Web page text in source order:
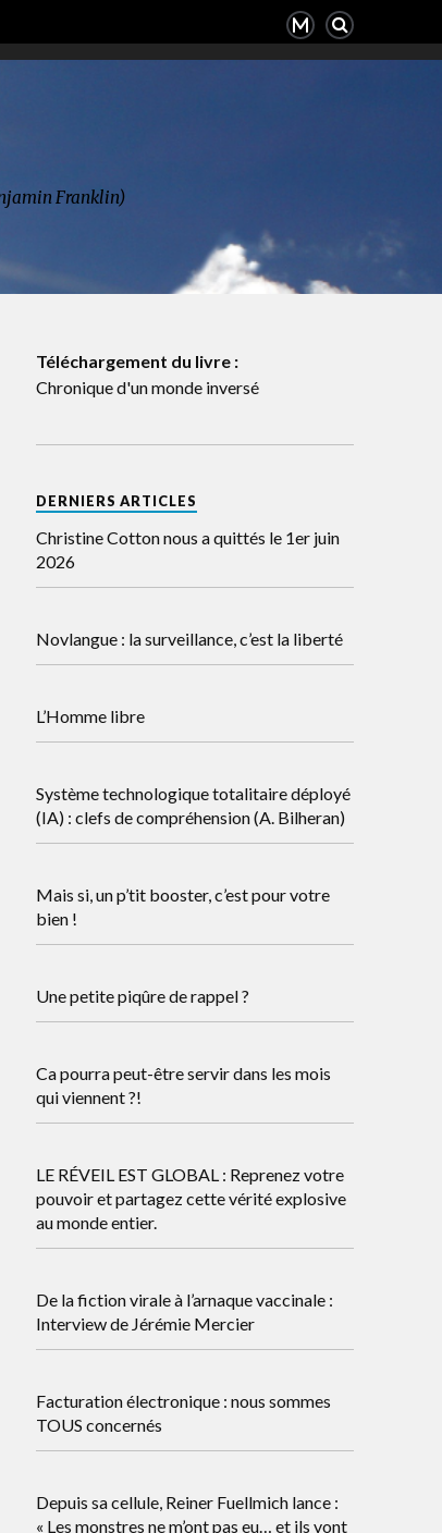
Franklin)
Téléchargement du livre :
Chronique d'un monde inversé
DERNIERS ARTICLES
Christine Cotton nous a quittés le 1er juin
2026
Novlangue : la surveillance, c’est la liberté
L’Homme libre
Système technologique totalitaire déployé
(IA) : clefs de compréhension (A. Bilheran)
Mais si, un p’tit booster, c’est pour votre
bien !
Une petite piqûre de rappel ?
Ca pourra peut-être servir dans les mois
qui viennent ?!
LE RÉVEIL EST GLOBAL : Reprenez votre
pouvoir et partagez cette vérité explosive
au monde entier.
De la fiction virale à l’arnaque vaccinale :
Interview de Jérémie Mercier
Facturation électronique : nous sommes
TOUS concernés
Depuis sa cellule, Reiner Fuellmich lance :
« Les monstres ne m’ont pas eu… et ils vont